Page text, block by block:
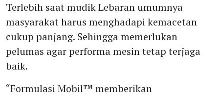
Terlebih saat mudik Lebaran umumnya
masyarakat harus menghadapi kemacetan
cukup panjang. Sehingga memerlukan
pelumas agar performa mesin tetap terjaga
baik.
“Formulasi Mobil™ memberikan